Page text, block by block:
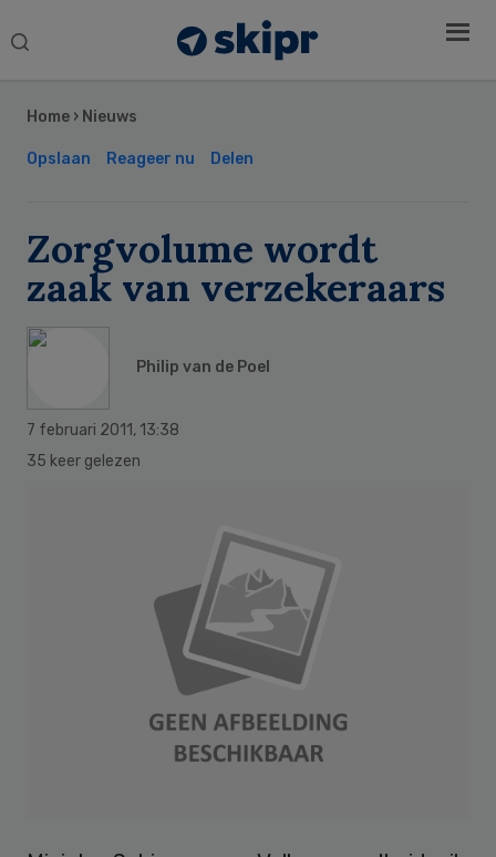
Search
Home › Nieuws
Opslaan Reageer nu Delen
Zorgvolume wordt
zaak van verzekeraars
Philip van de Poel
7 februari 2011, 13:38
35 keer gelezen
Sidebar